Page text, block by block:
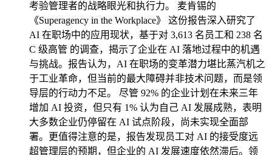
考验管理者的战略眼光和执行力。 麦肯锡的
《Superagency in the Workplace》 这份报告深入研究了
AI 在职场中的应用现状，基于对 3,613 名员工和 238 名
C 级高管 的调查，揭示了企业在 AI 落地过程中的机遇
与挑战。报告认为，AI 在职场的变革潜力堪比蒸汽机之
于工业革命，但当前的最大障碍并非技术问题，而是领
导层的行动力不足。 尽管 92% 的企业计划在未来三年
增加 AI 投资，但只有 1% 认为自己 AI 发展成熟，表明
大多数企业仍停留在 AI 试点阶段，尚未实现全面部
署。更值得注意的是，报告发现员工对 AI 的接受度远
超管理层的预期，但企业的 AI 发展速度依然滞后。领